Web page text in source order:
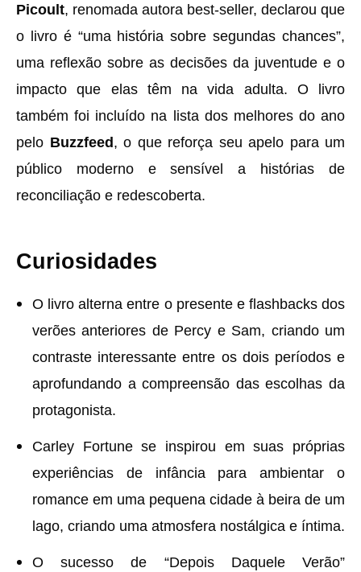
Picoult, renomada autora best-seller, declarou que
o livro é “uma história sobre segundas chances”,
uma reflexão sobre as decisões da juventude e o
impacto que elas têm na vida adulta. O livro
também foi incluído na lista dos melhores do ano
pelo Buzzfeed, o que reforça seu apelo para um
público moderno e sensível a histórias de
reconciliação e redescoberta.
Curiosidades
O livro alterna entre o presente e flashbacks dos
verões anteriores de Percy e Sam, criando um
contraste interessante entre os dois períodos e
aprofundando a compreensão das escolhas da
protagonista.
Carley Fortune se inspirou em suas próprias
experiências de infância para ambientar o
romance em uma pequena cidade à beira de um
lago, criando uma atmosfera nostálgica e íntima.
O sucesso de “Depois Daquele Verão”